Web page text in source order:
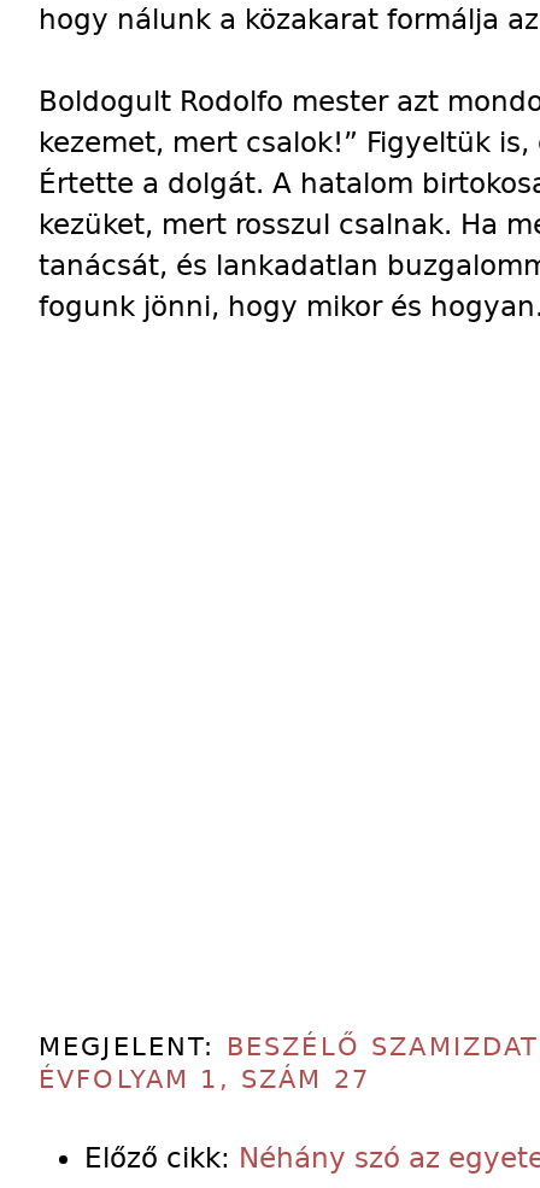
hogy nálunk a közakarat formálja
Boldogult Rodolfo mester azt
kezemet, mert csalok!” Figyeltük
Értette a dolgát. A hatalom
kezüket, mert rosszul csalnak. Ha
tanácsát, és lankadatlan
fogunk jönni, hogy mikor és
MEGJELENT: BESZÉLŐ SZAMIZDAT
ÉVFOLYAM 1, SZÁM 27
Előző cikk: Néhány szó az